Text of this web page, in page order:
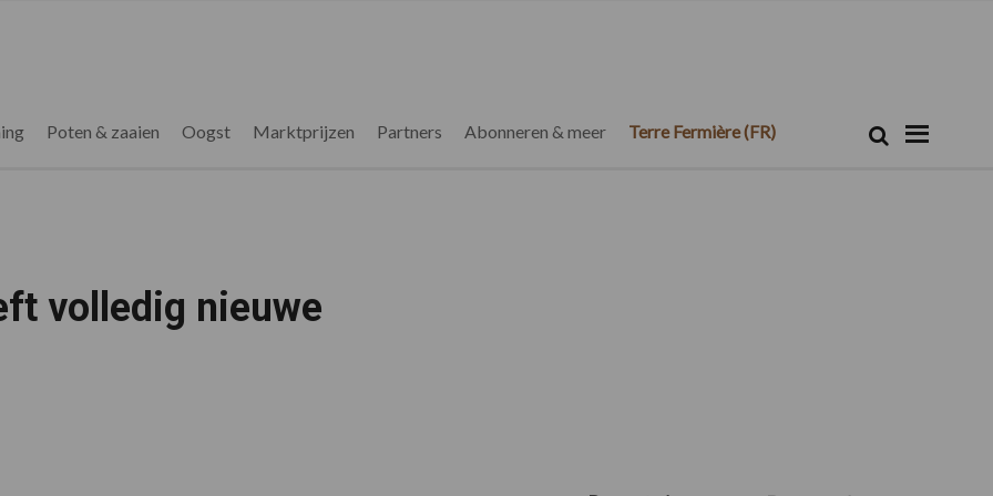
Poten & zaaien Oogst Marktprijzen Partners Abonneren & meer Terre Fermière (FR) Zoek
volledig nieuwe